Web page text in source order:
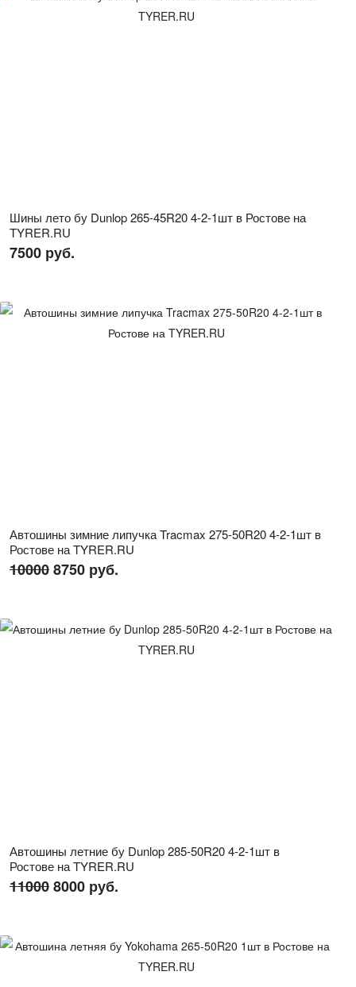
Шины лето бу Dunlop 265-45R20 4-2-1шт в Ростове на
TYRER.RU
7500 руб.
Автошины зимние липучка Tracmax 275-50R20 4-2-1шт в
Ростове на TYRER.RU
100008750 руб.
Автошины летние бу Dunlop 285-50R20 4-2-1шт в
Ростове на TYRER.RU
110008000 руб.